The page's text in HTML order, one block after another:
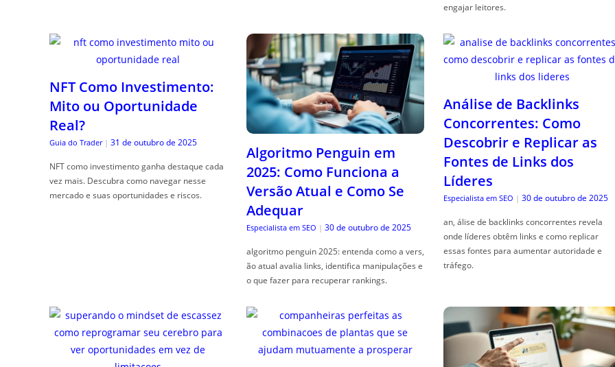
engajar leitores.
NFT Como Investimento:
Mito ou Oportunidade
Real?
Guia do Trader | 31 de outubro de 2025
NFT como investimento ganha destaque cada
vez mais. Descubra como navegar nesse
mercado e suas oportunidades e riscos.
Algoritmo Penguin em
2025: Como Funciona a
Versão Atual e Como Se
Adequar
Especialista em SEO | 30 de outubro de 2025
algoritmo penguin 2025: entenda como a vers,
ão atual avalia links, identifica manipulações e
o que fazer para recuperar rankings.
Análise de Backlinks
Concorrentes: Como
Descobrir e Replicar as
Fontes de Links dos
Líderes
Especialista em SEO | 30 de outubro de 2025
an, álise de backlinks concorrentes revela
onde líderes obtêm links e como replicar
essas fontes para aumentar autoridade e
tráfego.